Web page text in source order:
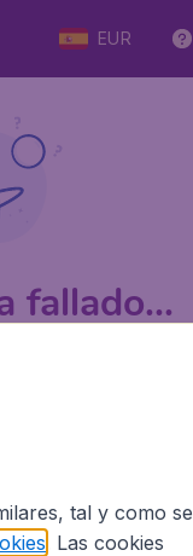
EUR
fallado...
tal y como se
. Las cookies